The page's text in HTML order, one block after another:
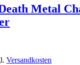
Metal
Versandkosten